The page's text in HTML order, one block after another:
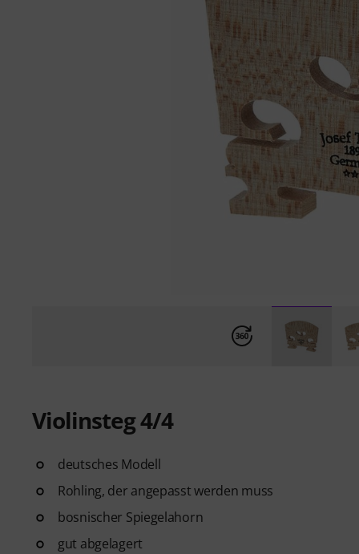
Violinsteg 4/4
deutsches Modell
Rohling, der angepasst werden muss
bosnischer Spiegelahorn
gut abgelagert